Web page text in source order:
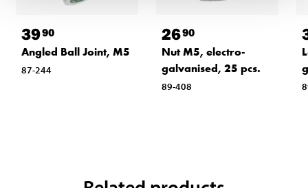
3990
Angled Ball Joint, M5
87-244
2690
Nut M5, electro-
galvanised, 25 pcs.
89-408